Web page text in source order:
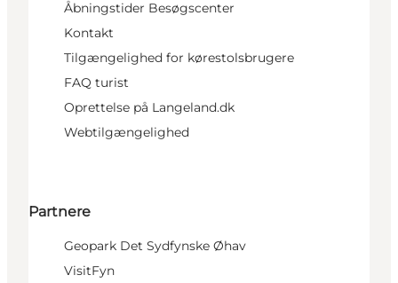
Åbningstider Besøgscenter
Kontakt
Tilgængelighed for kørestolsbrugere
FAQ turist
Oprettelse på Langeland.dk
Webtilgængelighed
Partnere
Geopark Det Sydfynske Øhav
VisitFyn